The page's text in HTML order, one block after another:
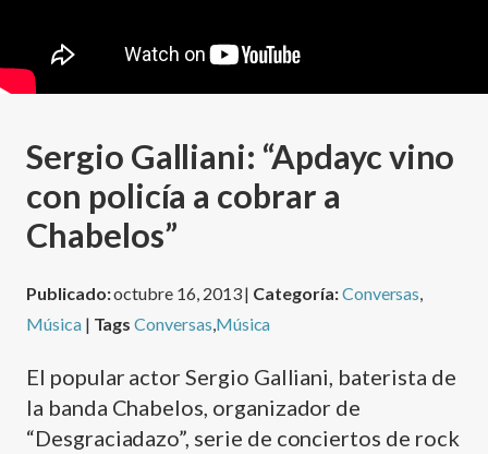
Sergio Galliani: “Apdayc vino
con policía a cobrar a
Chabelos”
Publicado:octubre 16, 2013 | Categoría:Conversas
Música| TagsConversas Música
El popular actor Sergio Galliani, baterista de
la banda Chabelos, organizador de
“Desgraciadazo”, serie de conciertos de rock